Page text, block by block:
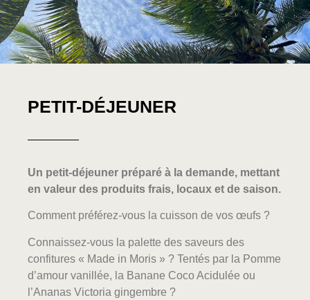
PETIT-DÉJEUNER
Un petit-déjeuner préparé à la demande, mettant
en valeur des produits frais, locaux et de saison.
Comment préférez-vous la cuisson de vos œufs ?
Connaissez-vous la palette des saveurs des
confitures « Made in Moris » ? Tentés par la Pomme
d’amour vanillée, la Banane Coco Acidulée ou
l’Ananas Victoria gingembre ?